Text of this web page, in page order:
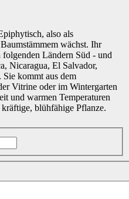
also als
wächst. Ihr
Ländern Süd - und
Nicaragua, El Salvador,
kommt aus dem
Vitrine oder im Wintergarten
und warmen Temperaturen
blühfähige Pflanze.